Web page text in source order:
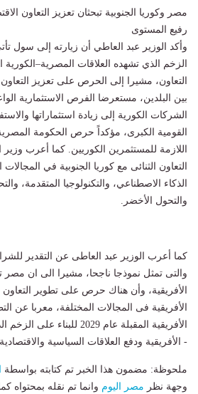
مصر وكوريا الجنوبية تبحثان تعزيز التعاون
رفيع المستوى
وأكد الوزير عبد العاطي أن زيارته إلى سول
الزخم الذي تشهده العلاقات
التعاون، مشيرا إلى الحرص على تعزيز التعاون
بين البلدين، مستعرضا الفرص الاستثمارية
الشركات الكورية إلى زيادة استثماراتها
القومية الكبرى، مؤكداً حرص الحكومة
اللازمة للمستثمرين الكوريين. كما أعرب وزير
التعاون الثنائى مع كوريا الجنوبية في
الذكاء الاصطناعي، والتكنولوجيا المتقدمة،
والتحول الأخضر.
كما أعرب الوزير عبد العاطى عن التقدير
والتى تمثل نموذجا ناجحا، مشيرا الى ان مصر
الأفريقية، وأن هناك حرص على تطوير التعاون
الأفريقية فى المجالات المختلفة، معربا عن
الأفريقية المقبلة عام 2029
- الأفريقية ودفع العلاقات السياسية
ملحوظة: مضمون هذا الخبر تم كتابته بواسطة
وجهة نظر مصر اليوم وانما تم نقله بمحتواه